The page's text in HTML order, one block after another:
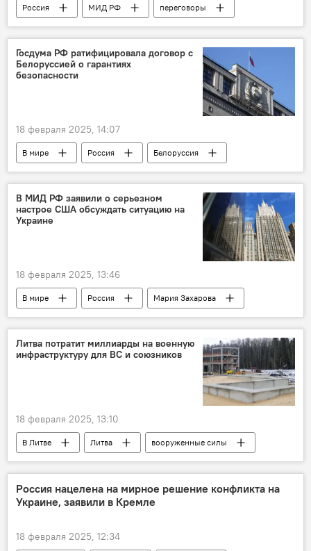
Россия МИД РФ
переговоры
В мире
США
Юрий Ушаков
Саудовская Аравия
Госдума РФ ратифицировала договор с
Белоруссией о гарантиях
безопасности
18 февраля 2025, 14:07
В мире Россия
Белоруссия
Госдума РФ
безопасность
В МИД РФ заявили о серьезном
настрое США обсуждать ситуацию на
Украине
18 февраля 2025, 13:46
В мире Россия
Мария Захарова
США
МИД РФ
Литва потратит миллиарды на военную
инфраструктуру для ВС и союзников
18 февраля 2025, 13:10
В Литве Литва
вооруженные силы
Минобороны Литвы
строительство
ВС Литвы
Немецкая военная бригада в Литве
Россия нацелена на мирное решение конфликта на
Украине, заявили в Кремле
18 февраля 2025, 12:34